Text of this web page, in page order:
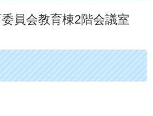
員会教育棟2階会議室